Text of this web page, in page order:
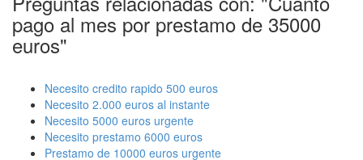
pago al mes por prestamo de 35000
euros"
Necesito credito rapido 500 euros
Necesito 2.000 euros al instante
Necesito 5000 euros urgente
Necesito prestamo 6000 euros
Prestamo de 10000 euros urgente